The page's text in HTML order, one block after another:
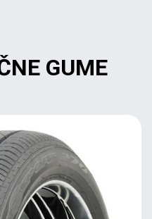
GUME